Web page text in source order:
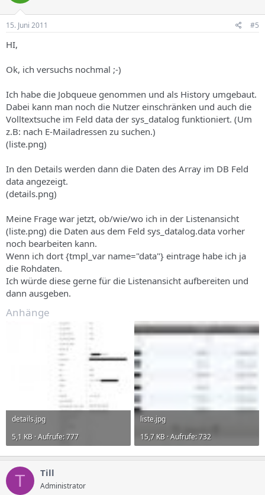
15. Juni 2011 #5
HI,
Ok, ich versuchs nochmal ;-)
Ich habe die Jobqueue genommen und als History umgebaut.
Dabei kann man noch die Nutzer einschränken und auch die
Volltextsuche im Feld data der sys_datalog funktioniert. (Um
z.B: nach E-Mailadressen zu suchen.)
(liste.png)
In den Details werden dann die Daten des Array im DB Feld
data angezeigt.
(details.png)
Meine Frage war jetzt, ob/wie/wo ich in der Listenansicht
(liste.png) die Daten aus dem Feld sys_datalog.data vorher
noch bearbeiten kann.
Wenn ich dort {tmpl_var name="data"} eintrage habe ich ja
die Rohdaten.
Ich würde diese gerne für die Listenansicht aufbereiten und
dann ausgeben.
Anhänge
details.jpg
5,1 KB · Aufrufe: 777
liste.jpg
15,7 KB · Aufrufe: 732
T Till
Administrator